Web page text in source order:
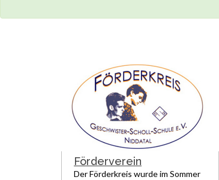
Förderverein
Der Förderkreis wurde im Sommer